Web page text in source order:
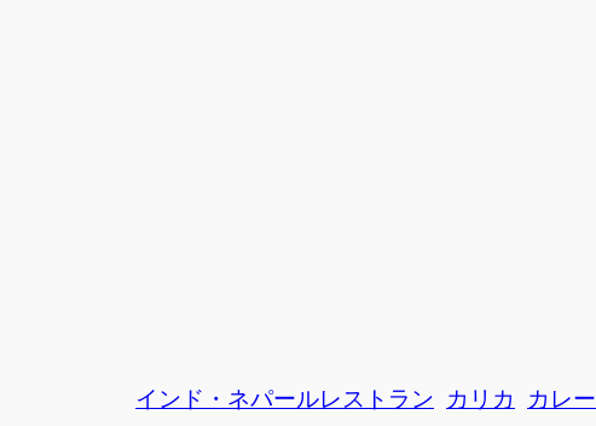
インド・ネパールレストラン カリカ カレー